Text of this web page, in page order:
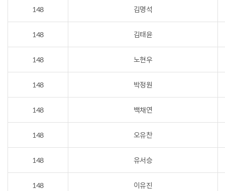
148 김명석
148 김태윤
148 노현우
148 박정원
148 백채연
148 오유찬
148 유서승
148 이유진